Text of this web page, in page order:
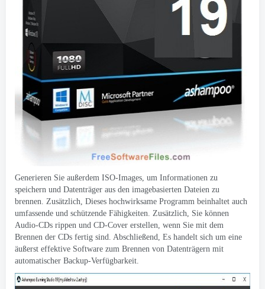
Generieren Sie außerdem ISO-Images, um Informationen zu
speichern und Datenträger aus den imagebasierten Dateien zu
brennen. Zusätzlich, Dieses hochwirksame Programm beinhaltet auch
umfassende und schützende Fähigkeiten. Zusätzlich, Sie können
Audio-CDs rippen und CD-Cover erstellen, wenn Sie mit dem
Brennen der CDs fertig sind. Abschließend, Es handelt sich um eine
äußerst effektive Software zum Brennen von Datenträgern mit
automatischer Backup-Verfügbarkeit.